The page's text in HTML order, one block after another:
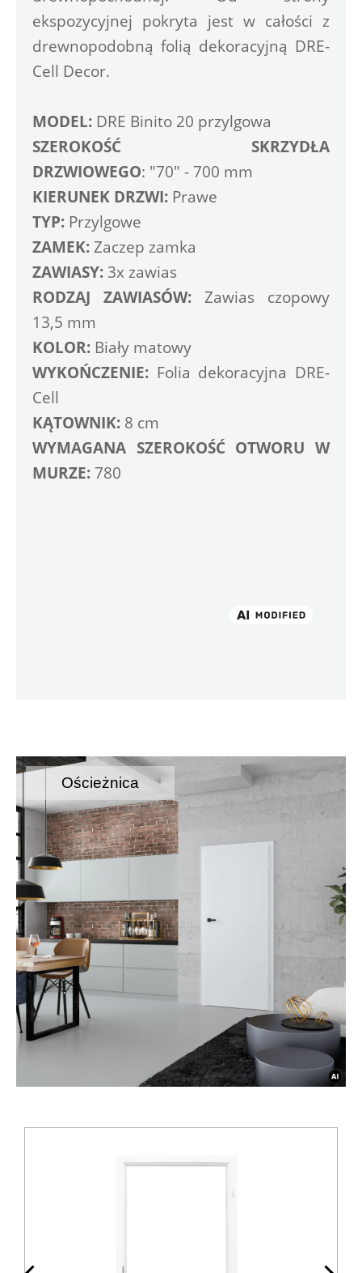
ekspozycyjnej pokryta jest w całości z
drewnopodobną folią dekoracyjną DRE-
Cell Decor.
MODEL: DRE Binito 20 przylgowa
SZEROKOŚĆ SKRZYDŁA
DRZWIOWEGO: "70" - 700 mm
KIERUNEK DRZWI: Prawe
TYP: Przylgowe
ZAMEK: Zaczep zamka
ZAWIASY: 3x zawias
RODZAJ ZAWIASÓW: Zawias czopowy
13,5 mm
KOLOR: Biały matowy
WYKOŃCZENIE: Folia dekoracyjna DRE-
Cell
KĄTOWNIK: 8 cm
WYMAGANA SZEROKOŚĆ OTWORU W
MURZE: 780
Ościeżnica